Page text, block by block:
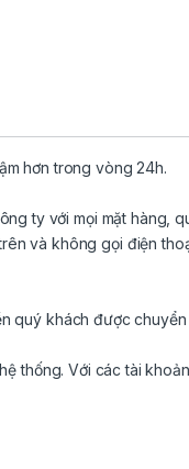
hơn trong vòng 24h.
ty với mọi mặt hàng,
và không gọi điện
quý khách được
thống. Với các tài